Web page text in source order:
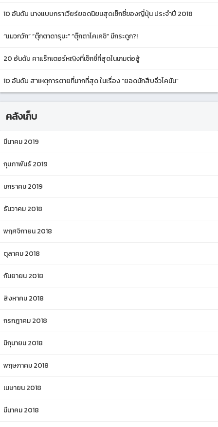
10 อันดับ นางแบบกราเวียร์ยอดนิยมสุดเซ็กซี่ของญี่ปุ่น ประจำปี 2018
“แมวกวัก” “ตุ๊กตาดารุมะ” “ตุ๊กตาโคเคชิ” มีกระดูก?!
20 อันดับ คาแร็กเตอร์หญิงที่เซ็กซี่ที่สุดในเกมต่อสู้
10 อันดับ สาเหตุการตายที่มากที่สุด ในเรื่อง “ยอดนักสืบจิ๋วโคนัน”
คลังเก็บ
มีนาคม 2019
กุมภาพันธ์ 2019
มกราคม 2019
ธันวาคม 2018
พฤศจิกายน 2018
ตุลาคม 2018
กันยายน 2018
สิงหาคม 2018
กรกฎาคม 2018
มิถุนายน 2018
พฤษภาคม 2018
เมษายน 2018
มีนาคม 2018